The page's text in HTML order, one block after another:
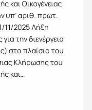
και Οικογένειας
υπ’ αριθ. πρωτ.
11/2025 Λήξη
την διενέργεια
στο πλαίσιο του
Κλήρωσης του
και…